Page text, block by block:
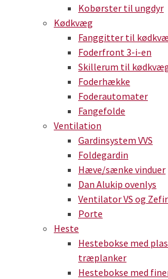
Kobørster til ungdyr
Kødkvæg
Fanggitter til
Foderfront 3-i-en
Skillerum til
Foderhække
Foderautomater
Fangefolde
Ventilation
Gardinsystem VVS
Foldegardin
Hæve/sænke vinduer
Dan Alukip ovenlys
Ventilator VS og
Porte
Heste
Hestebokse med
træplanker
Hestebokse med